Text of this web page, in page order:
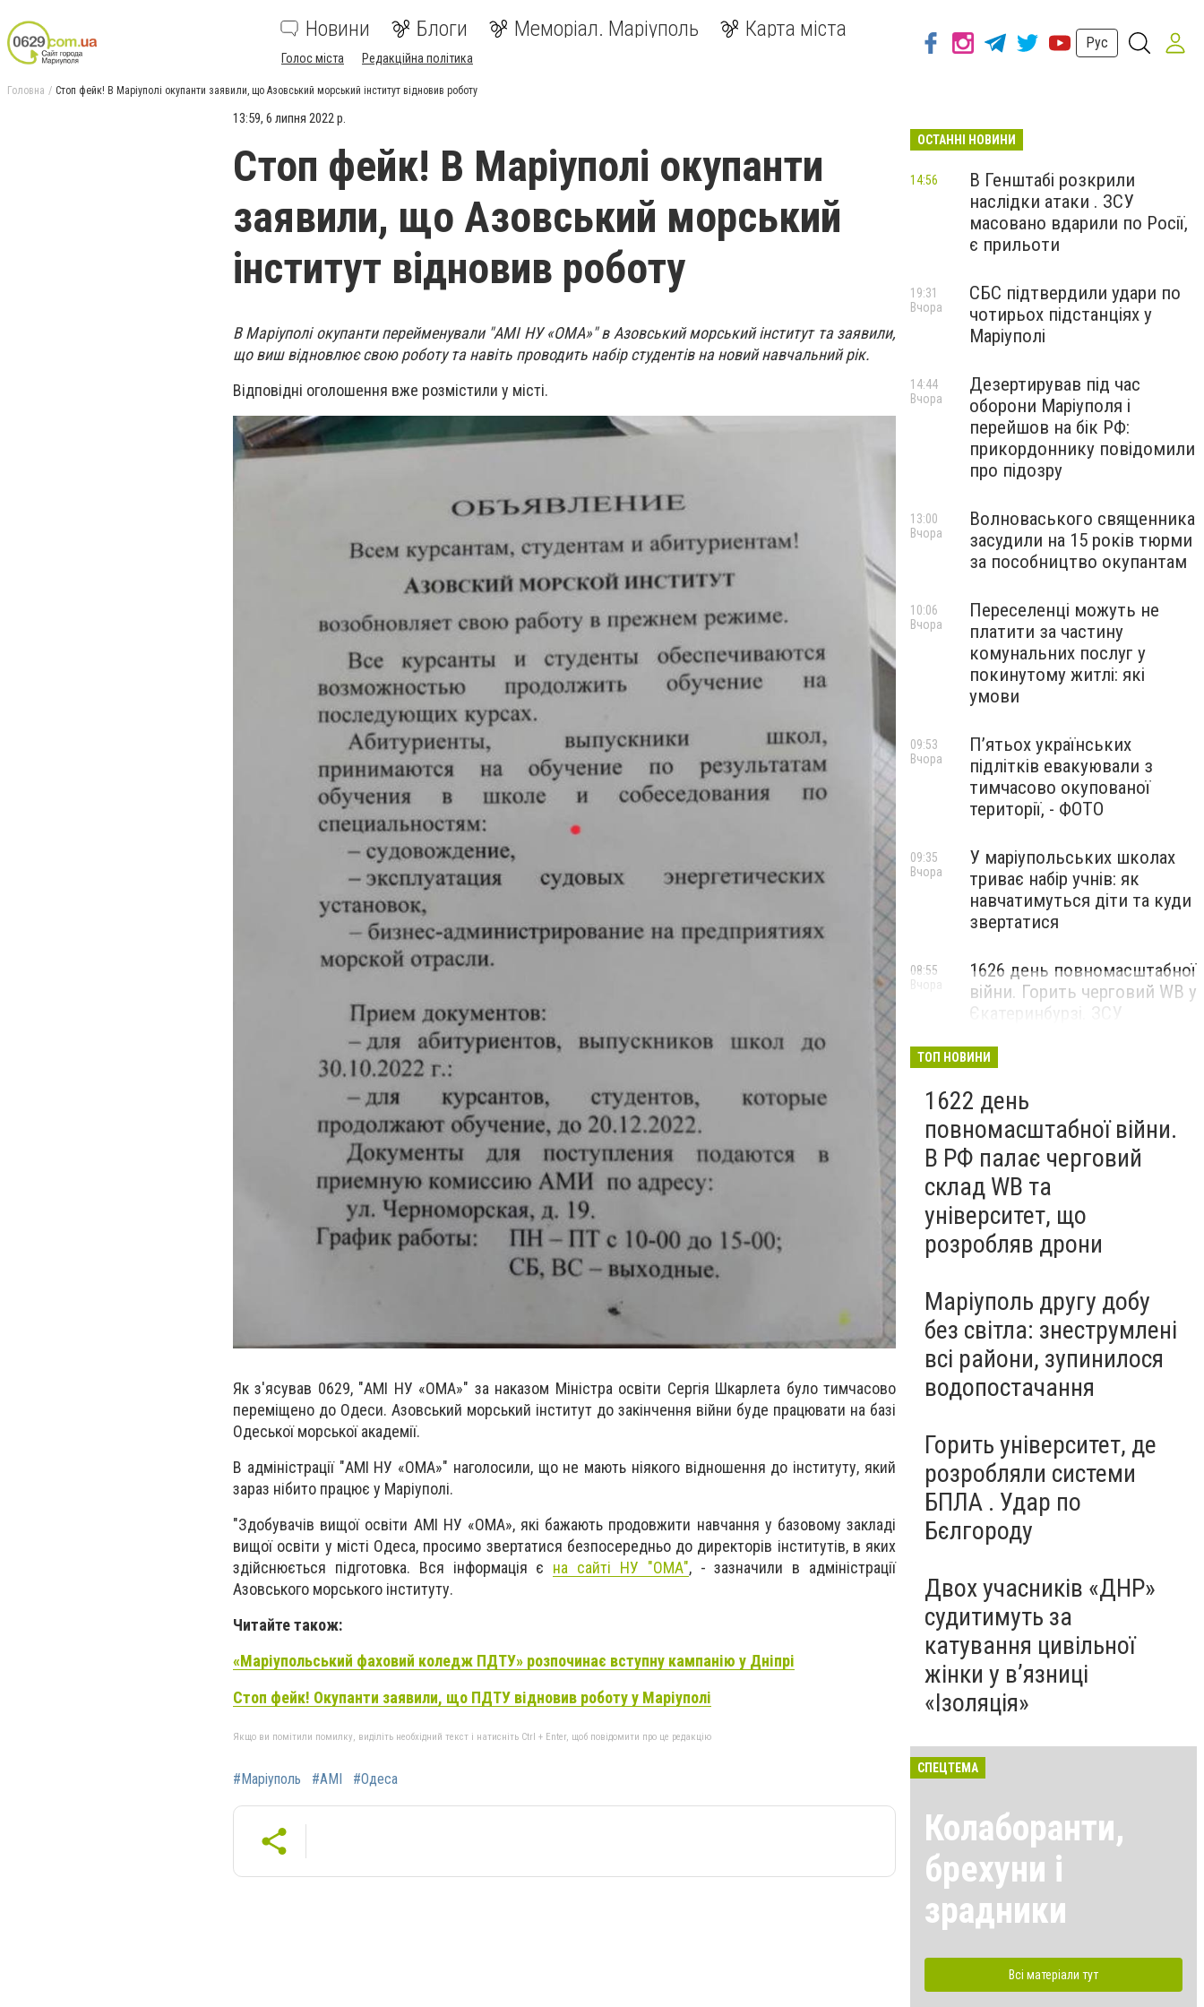
Новини Блоги Меморіал. Маріуполь Карта міста
Голос міста Редакційна політика
Рус
Головна Стоп фейк! В Маріуполі окупанти заявили, що Азовський морський інститут відновив роботу
13:59, 6 липня 2022 р.
Стоп фейк! В Маріуполі окупанти
заявили, що Азовський морський
інститут відновив роботу
В Маріуполі окупанти перейменували "АМІ НУ «ОМА»" в Азовський морський інститут та заявили,
що виш відновлює свою роботу та навіть проводить набір студентів на новий навчальний рік.
Відповідні оголошення вже розмістили у місті.
Як з'ясував 0629, "АМІ НУ «ОМА»" за наказом Міністра освіти Сергія Шкарлета було тимчасово
переміщено до Одеси. Азовський морський інститут до закінчення війни буде працювати на базі
Одеської морської академії.
В адміністрації "АМІ НУ «ОМА»" наголосили, що не мають ніякого відношення до інституту, який
зараз нібито працює у Маріуполі.
"Здобувачів вищої освіти АМІ НУ «ОМА», які бажають продовжити навчання у базовому закладі
вищої освіти у місті Одеса, просимо звертатися безпосередньо до директорів інститутів, в яких
здійснюється підготовка. Вся інформація є на сайті НУ "ОМА", - зазначили в адміністрації
Азовського морського інституту.
Читайте також:
«Маріупольський фаховий коледж ПДТУ» розпочинає вступну кампанію у Дніпрі
Стоп фейк! Окупанти заявили, що ПДТУ відновив роботу у Маріуполі
Якщо ви помітили помилку, виділіть необхідний текст і натисніть Ctrl + Enter, щоб повідомити про це редакцію
#Маріуполь #АМІ #Одеса
ОСТАННІ НОВИНИ
В Генштабі розкрили
наслідки атаки . ЗСУ
масовано вдарили по Росії,
є прильоти
14:56
СБС підтвердили удари по
чотирьох підстанціях у
Маріуполі
19:31
Вчора
Дезертирував під час
оборони Маріуполя і
перейшов на бік РФ:
прикордоннику повідомили
про підозру
14:44
Вчора
Волноваського священника
засудили на 15 років тюрми
за пособництво окупантам
13:00
Вчора
Переселенці можуть не
платити за частину
комунальних послуг у
покинутому житлі: які
умови
10:06
Вчора
П’ятьох українських
підлітків евакуювали з
тимчасово окупованої
території, - ФОТО
09:53
Вчора
У маріупольських школах
триває набір учнів: як
навчатимуться діти та куди
звертатися
09:35
Вчора
1626 день повномасштабної
війни. Горить черговий WB у
Єкатеринбурзі. ЗСУ
Маріуполі
08:55
Вчора
ТОП НОВИНИ
1622 день
повномасштабної війни.
В РФ палає черговий
склад WB та
університет, що
розробляв дрони
Маріуполь другу добу
без світла: знеструмлені
всі райони, зупинилося
водопостачання
Горить університет, де
розробляли системи
БПЛА . Удар по
Бєлгороду
Двох учасників «ДНР»
судитимуть за
катування цивільної
жінки у в’язниці
«Ізоляція»
СПЕЦТЕМА
Колаборанти,
брехуни і
зрадники
Всі матеріали тут